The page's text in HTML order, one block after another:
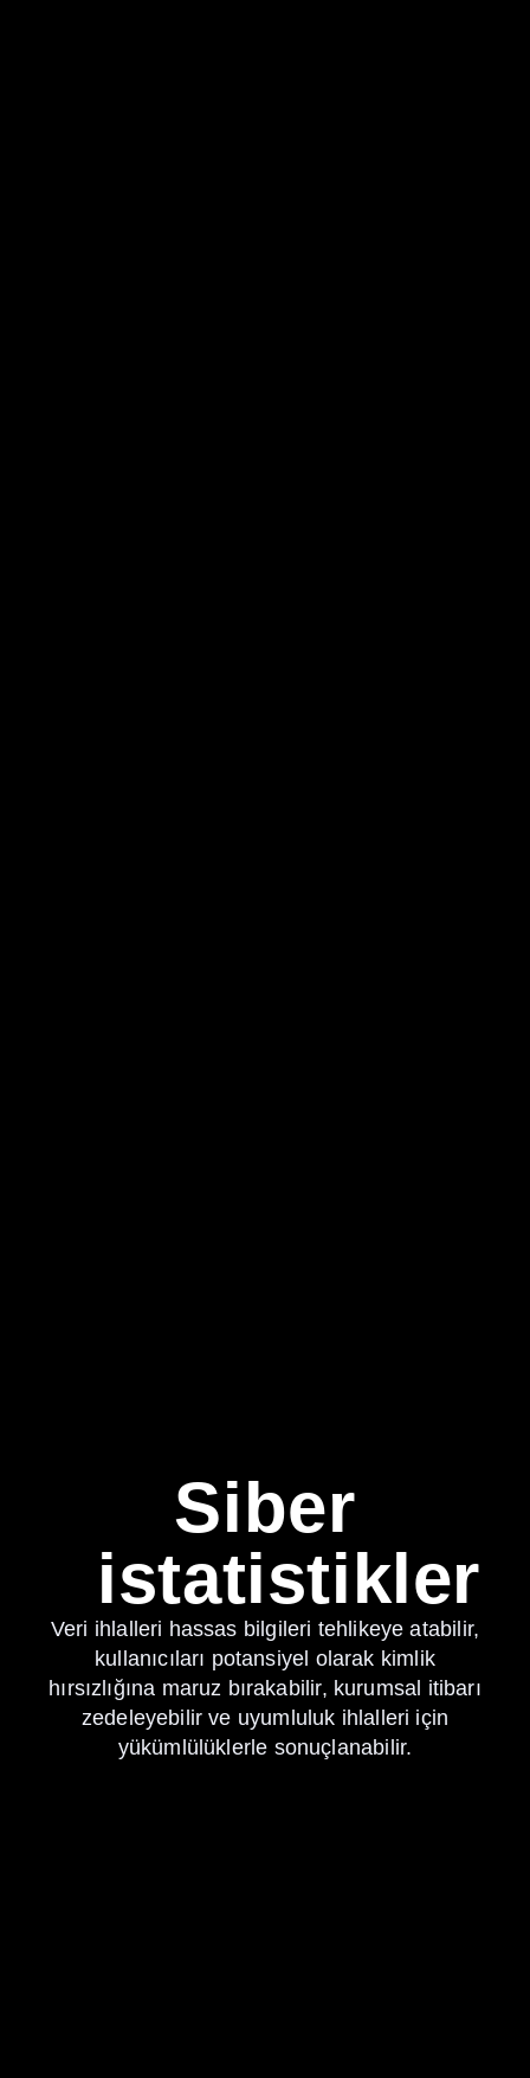
Siber
istatistikler
Veri ihlalleri hassas bilgileri tehlikeye atabilir,
kullanıcıları potansiyel olarak kimlik
hırsızlığına maruz bırakabilir, kurumsal itibarı
zedeleyebilir ve uyumluluk ihlalleri için
yükümlülüklerle sonuçlanabilir.